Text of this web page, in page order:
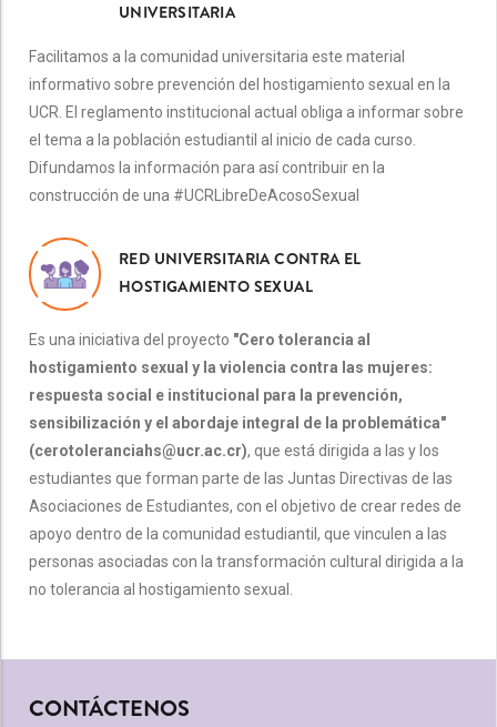
UNIVERSITARIA
Facilitamos a la comunidad universitaria este material
informativo sobre prevención del hostigamiento sexual en la
UCR. El reglamento institucional actual obliga a informar sobre
el tema a la población estudiantil al inicio de cada curso.
Difundamos la información para así contribuir en la
construcción de una #UCRLibreDeAcosoSexual
RED UNIVERSITARIA CONTRA EL
HOSTIGAMIENTO SEXUAL
Es una iniciativa del proyecto "Cero tolerancia al
hostigamiento sexual y la violencia contra las mujeres:
respuesta social e institucional para la prevención,
sensibilización y el abordaje integral de la problemática"
(cerotoleranciahs@ucr.ac.cr), que está dirigida a las y los
estudiantes que forman parte de las Juntas Directivas de las
Asociaciones de Estudiantes, con el objetivo de crear redes de
apoyo dentro de la comunidad estudiantil, que vinculen a las
personas asociadas con la transformación cultural dirigida a la
no tolerancia al hostigamiento sexual.
CONTÁCTENOS